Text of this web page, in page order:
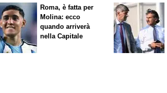
Roma, è fatta per
Molina: ecco
quando arriverà
nella Capitale